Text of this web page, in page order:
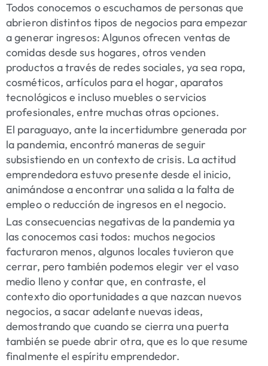
Todos conocemos o escuchamos de personas que
abrieron distintos tipos de negocios para empezar
a generar ingresos: Algunos ofrecen ventas de
comidas desde sus hogares, otros venden
productos a través de redes sociales, ya sea ropa,
cosméticos, artículos para el hogar, aparatos
tecnológicos e incluso muebles o servicios
profesionales, entre muchas otras opciones.
El paraguayo, ante la incertidumbre generada por
la pandemia, encontró maneras de seguir
subsistiendo en un contexto de crisis. La actitud
emprendedora estuvo presente desde el inicio,
animándose a encontrar una salida a la falta de
empleo o reducción de ingresos en el negocio.
Las consecuencias negativas de la pandemia ya
las conocemos casi todos: muchos negocios
facturaron menos, algunos locales tuvieron que
cerrar, pero también podemos elegir ver el vaso
medio lleno y contar que, en contraste, el
contexto dio oportunidades a que nazcan nuevos
negocios, a sacar adelante nuevas ideas,
demostrando que cuando se cierra una puerta
también se puede abrir otra, que es lo que resume
finalmente el espíritu emprendedor.